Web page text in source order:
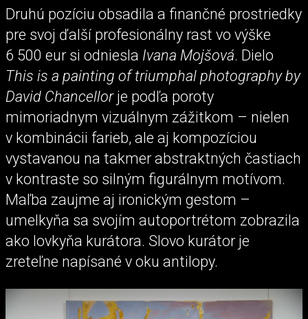
Druhú pozíciu obsadila a finančné prostriedky
pre svoj ďalší profesionálny rast vo výške
6 500 eur si odniesla Ivana Mojšová. Dielo
This is a painting of triumphal photography by
David Chancellorje podľa poroty
mimoriadnym vizuálnym zážitkom – nielen
v kombinácii farieb, ale aj kompozíciou
vystavanou na takmer abstraktných častiach
v kontraste so silným figurálnym motívom.
Maľba zaujme aj ironickým gestom –
umelkyňa sa svojím autoportrétom zobrazila
ako lovkyňa kurátora. Slovo kurátor je
zreteľne napísané v oku antilopy.